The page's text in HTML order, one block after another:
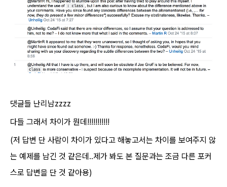
댓글들 난리남zzzz
다들 그래서 차이가 뭔데!!!!!!!!!!!
(저 답변 단 사람이 차이가 있다고 해놓고서는 차이를 보여주지 않
는 예제를 남긴 것 같은데..제가 봐도 본 질문과는 조금 다른 포커
스로 답변을 단 것 같아용)